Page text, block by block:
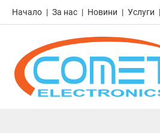
Начало За нас Новини Услуги